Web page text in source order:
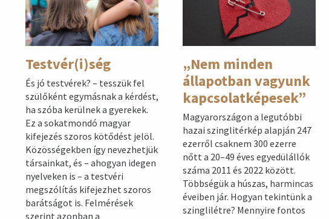
Testvér(i)ség
És jó testvérek? – tesszük fel
szülőként egymásnak a kérdést,
ha szóba kerülnek a gyerekek.
Ez a sokatmondó magyar
kifejezés szoros kötődést jelöl.
Közösségekben így nevezhetjük
társainkat, és – ahogyan idegen
nyelveken is – a testvéri
megszólítás kifejezhet szoros
barátságot is. Felmérések
szerint azonban a
„Nem minden
állapotban vagyunk
kapcsolatképesek”
Magyarországon a legutóbbi
hazai szinglitérkép alapján 247
ezerről csaknem 300 ezerre
nőtt a 20–49 éves egyedülállók
száma 2011 és 2022 között.
Többségük a húszas, harmincas
éveiben jár. Hogyan tekintünk a
szinglilétre? Mennyire fontos